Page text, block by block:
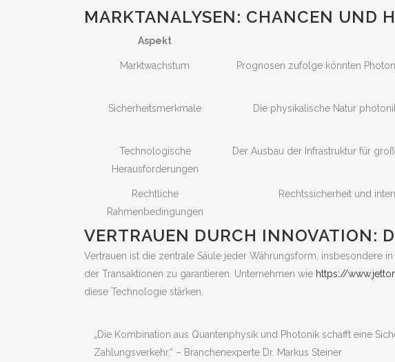
MARKTANALYSEN: CHANCEN UND
Aspekt
Marktwachstum
Prognosen zufolge könnten
Sicherheitsmerkmale
Die physikalische Natur
Technologische
Herausforderungen
Der Ausbau der Infrastruktur für
Rechtliche
Rahmenbedingungen
Rechtssicherheit und
VERTRAUEN DURCH INNOVATION:
Vertrauen ist die zentrale Säule jeder Währungsform, insbesondere
der Transaktionen zu garantieren. Unternehmen wie https://
diese Technologie stärken.
„Die Kombination aus Quantenphysik und Photonik schafft eine
Zahlungsverkehr.“ – Branchenexperte Dr. Markus Steiner